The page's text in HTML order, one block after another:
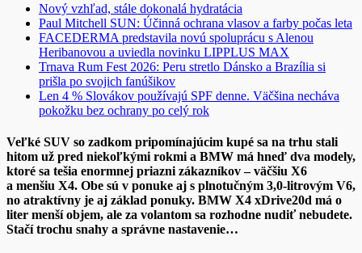
Nový vzhľad, stále dokonalá hydratácia
Paul Mitchell SUN: Účinná ochrana vlasov a farby počas leta
FACEDERMA predstavila novú spoluprácu s Alenou
Heribanovou a uviedla novinku LIPPLUS MAX
Trnava Rum Fest 2026: Peru stretlo Dánsko a Brazília si
prišla po svojich fanúšikov
Len 4 % Slovákov používajú SPF denne. Väčšina necháva
pokožku bez ochrany po celý rok
Veľké SUV so zadkom pripomínajúcim kupé sa na trhu stali
hitom už pred niekoľkými rokmi a BMW má hneď dva modely,
ktoré sa tešia enormnej priazni zákazníkov – väčšiu X6
a menšiu X4. Obe sú v ponuke aj s plnotučným 3,0-litrovým V6,
no atraktívny je aj základ ponuky. BMW X4 xDrive20d má o
liter menší objem, ale za volantom sa rozhodne nudiť nebudete.
Stačí trochu snahy a správne nastavenie…